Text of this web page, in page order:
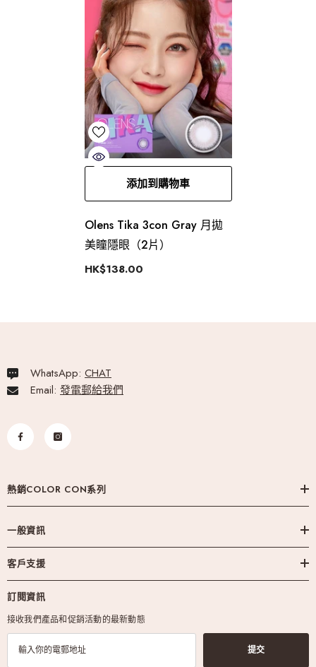
添加到購物車
Olens Tika 3con Gray 月拋
美瞳隱眼（2片）
HK$138.00
WhatsApp: CHAT
Email: 發電郵給我們
熱銷COLOR CON系列
一般資訊
客戶支援
訂閱資訊
接收我們產品和促銷活動的最新動態
提交